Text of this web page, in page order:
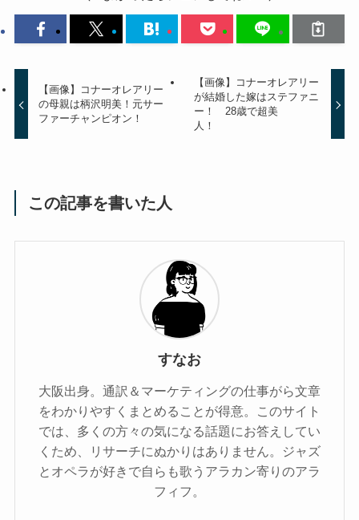
【画像】コナーオレアリー
の母親は柄沢明美！元サー
ファーチャンピオン！
【画像】コナーオレアリー
が結婚した嫁はステファニ
ー！ 28歳で超美
人！
この記事を書いた人
すなお
大阪出身。通訳＆マーケティングの仕事がら文章
をわかりやすくまとめることが得意。このサイト
では、多くの方々の気になる話題にお答えしてい
くため、リサーチにぬかりはありません。ジャズ
とオペラが好きで自らも歌うアラカン寄りのアラ
フィフ。